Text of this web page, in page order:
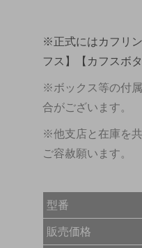
※正式にはカフリ
フス】【カフスボ
※ボックス等の付
合がございます。
※他支店と在庫を
ご容赦願います。
型番
販売価格